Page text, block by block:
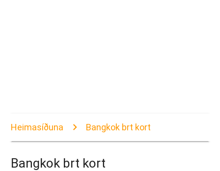
Heimasíðuna Bangkok brt kort
Bangkok brt kort